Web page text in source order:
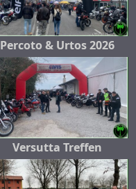
Percoto & Urtos 2026
Versutta Treffen